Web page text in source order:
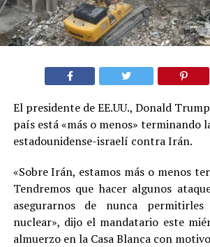
El presidente de EE.UU., Donald
país está «más o menos» terminando
estadounidense-israelí contra Irán.
«Sobre Irán, estamos más o menos
Tendremos que hacer algunos
asegurarnos de nunca
nuclear», dijo el mandatario este
almuerzo en la Casa Blanca con